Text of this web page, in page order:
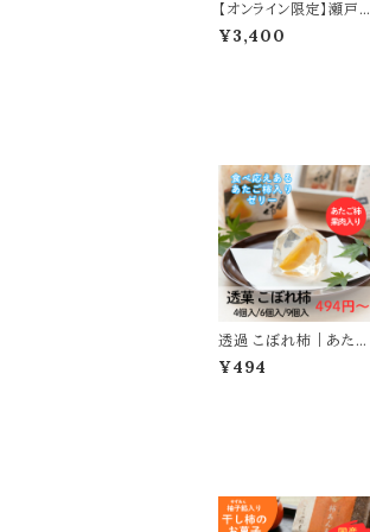
【オンライン限定】瀬戸内
フルーツゼリーセット｜
シャインマスカットゼリ
¥3,400
透過 こぼれ柿｜あたご
柿が入った柿ゼリー
¥494